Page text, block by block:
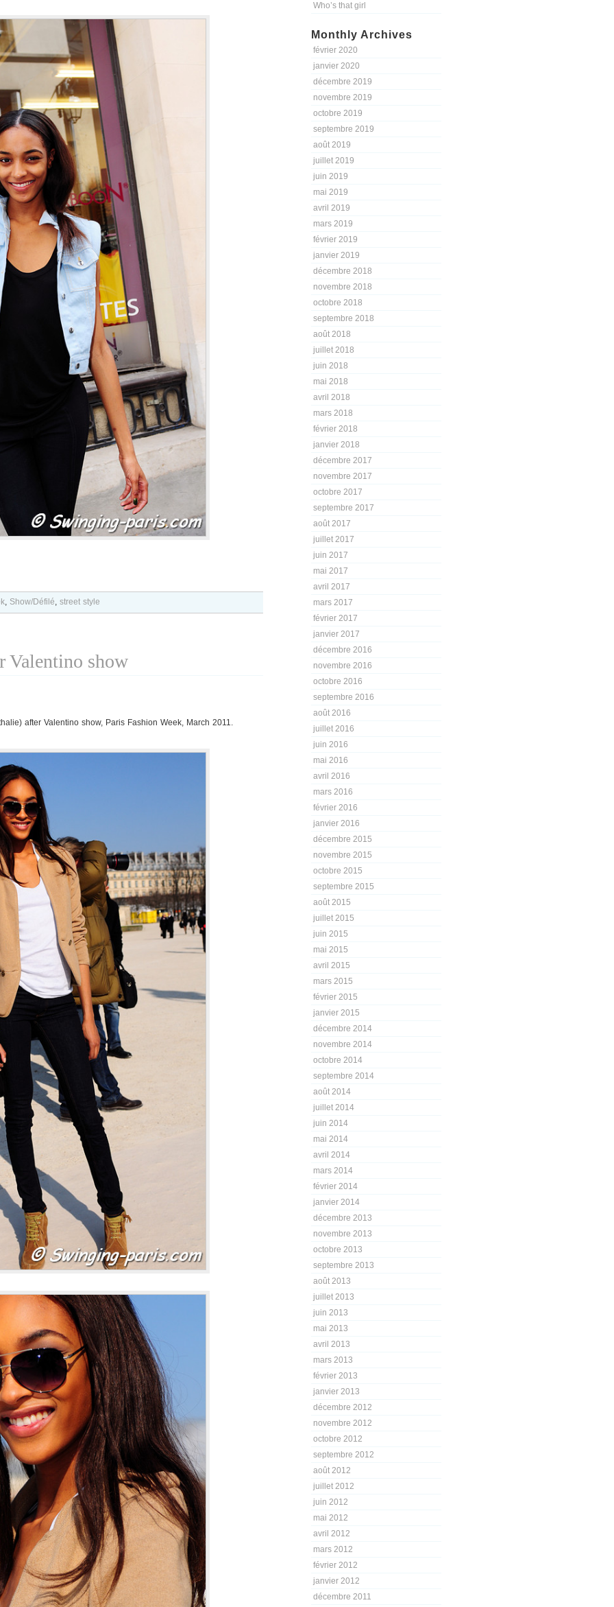
Who’s that girl
Monthly Archives
février 2020
janvier 2020
décembre 2019
novembre 2019
octobre 2019
septembre 2019
août 2019
juillet 2019
juin 2019
mai 2019
avril 2019
mars 2019
février 2019
janvier 2019
décembre 2018
novembre 2018
octobre 2018
septembre 2018
août 2018
juillet 2018
juin 2018
mai 2018
avril 2018
mars 2018
février 2018
janvier 2018
décembre 2017
novembre 2017
octobre 2017
septembre 2017
août 2017
juillet 2017
juin 2017
mai 2017
avril 2017
mars 2017
février 2017
janvier 2017
décembre 2016
novembre 2016
octobre 2016
septembre 2016
août 2016
juillet 2016
juin 2016
mai 2016
avril 2016
mars 2016
février 2016
janvier 2016
décembre 2015
novembre 2015
octobre 2015
septembre 2015
août 2015
juillet 2015
juin 2015
mai 2015
avril 2015
mars 2015
février 2015
janvier 2015
décembre 2014
novembre 2014
octobre 2014
septembre 2014
août 2014
juillet 2014
juin 2014
mai 2014
avril 2014
mars 2014
février 2014
janvier 2014
décembre 2013
novembre 2013
octobre 2013
septembre 2013
août 2013
juillet 2013
juin 2013
mai 2013
avril 2013
mars 2013
février 2013
janvier 2013
décembre 2012
novembre 2012
octobre 2012
septembre 2012
août 2012
juillet 2012
juin 2012
mai 2012
avril 2012
mars 2012
février 2012
janvier 2012
décembre 2011
, Show/Défilé, street style
Valentino show
after Valentino show, Paris Fashion Week, March 2011.